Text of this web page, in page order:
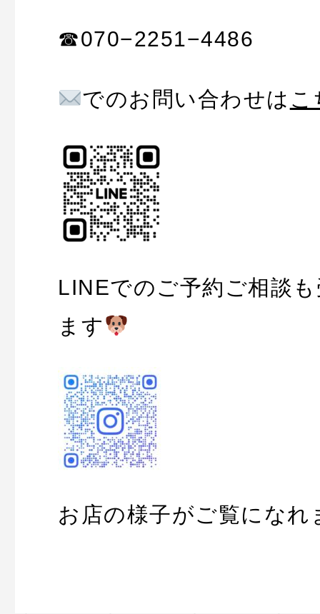
☎︎070−2251−4486
でのお問い合わせは こ
LINEでのご予約ご相談
ます
お店の様子がご覧になれ